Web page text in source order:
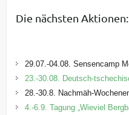
Die nächsten Aktionen:
29.07.-04.08. Sensencamp
23.-30.08. Deutsch-
28.-30.8. Nachmäh-
4.-6.9. Tagung „Wieviel